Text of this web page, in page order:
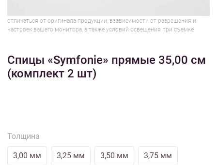
отличаться от оригинала продукции, взависимости от разрешения и
настроек вашего монитора, а также условий освещения при съемке
Спицы «Symfonie» прямые 35,00 см
(комплект 2 шт)
Толщина
3,00 мм 3,25 мм 3,50 мм 3,75 мм